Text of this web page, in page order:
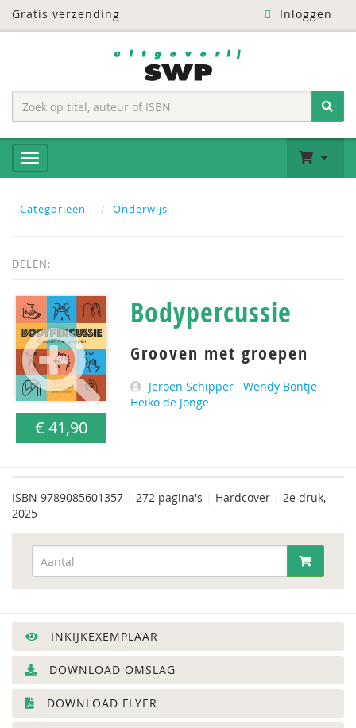
Gratis verzending Inloggen
Categoriëen Onderwijs
DELEN:
€ 41,90
Bodypercussie
Grooven met groepen
Jeroen Schipper
Wendy Bontje
Heiko de Jonge
ISBN 9789085601357 272 pagina's Hardcover
2e druk,
2025
INKIJKEXEMPLAAR
DOWNLOAD OMSLAG
DOWNLOAD FLYER